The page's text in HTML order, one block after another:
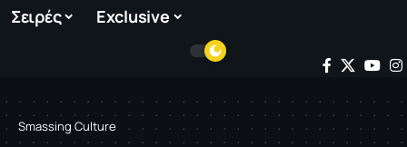
Σειρές Exclusive
Smassing Culture